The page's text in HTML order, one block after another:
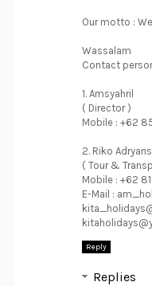
Our motto :
Wassalam
Contact
1. Amsyahril
( Director )
Mobile : +62
2. Riko
( Tour &
Mobile : +62
E-Mail :
Reply
Replies